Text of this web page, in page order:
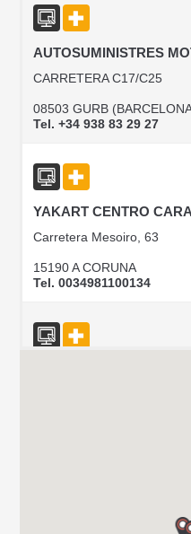
AUTOSUMINISTRES
CARRETERA C17/C25
08503 GURB
Tel. +34 938 83 29 27
YAKART CENTRO
Carretera Mesoiro, 63
15190 A CORUNA
Tel. 0034981100134
CARAVANAS EVASION